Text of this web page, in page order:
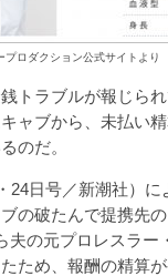
プロダクション公式サイトより
トラブルが報じら
ャブから、未払い
のだ。
24日号／新潮社）
の破たんで提携先
夫の元プロレスラー
ため、報酬の精算